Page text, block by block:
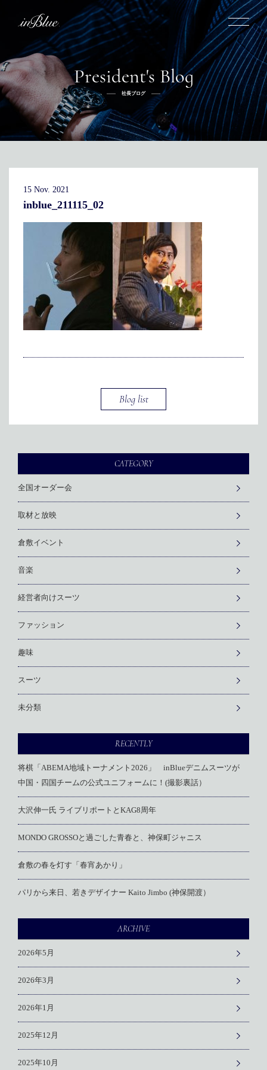
inBlueについて
inBlueの強み ヒストリー
Q&A
オーダー方法
ふるさと納税取扱方法
リボーン インタビュー
スタッフブログ
メディア掲載
採用情報
新卒採用 店舗概要
アクセス 会社情報
代表メッセージ
JP EN
President's Blog
社長ブログ
15 Nov. 2021
inblue_211115_02
Blog list
CATEGORY
全国オーダー会
取材と放映
倉敷イベント
音楽
経営者向けスーツ
ファッション
趣味
スーツ
未分類
RECENTLY
将棋「ABEMA地域トーナメント2026」 inBlueデニムスーツが
中国・四国チームの公式ユニフォームに！(撮影裏話）
大沢伸一氏 ライブリポートとKAG8周年
MONDO GROSSOと過ごした青春と、神保町ジャニス
倉敷の春を灯す「春宵あかり」
パリから来日、若きデザイナー Kaito Jimbo (神保開渡）
ARCHIVE
2026年5月
2026年3月
2026年1月
2025年12月
2025年10月